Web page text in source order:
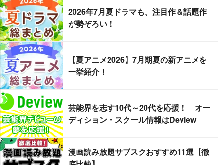
2026年7月夏ドラマも、注目作＆話題作
が勢ぞろい！
【夏アニメ2026】7月期夏の新アニメを
一挙紹介！
芸能界を志す10代～20代を応援！ オー
ディション・スクール情報はDeview
漫画読み放題サブスクおすすめ11選【徹